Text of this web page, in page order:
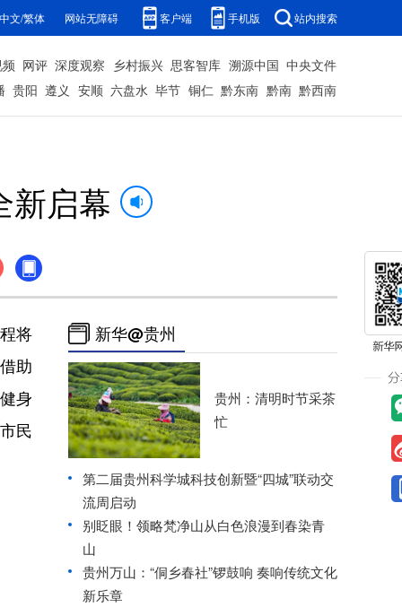
中文/繁体 网站无障碍 客户端 手机版 站内搜索
网评 深度观察 乡村振兴 思客智库 溯源中国 中央文件
贵阳 遵义 安顺 六盘水 毕节 铜仁 黔东南 黔南 黔西南
新启幕
将
助
身
民
新华@贵州
贵州：清明时节采茶
忙
第二届贵州科学城科技创新暨“四城”联动交
流周启动
别眨眼！领略梵净山从白色浪漫到春染青
山
贵州万山：“侗乡春社”锣鼓响 奏响传统文化
新乐章